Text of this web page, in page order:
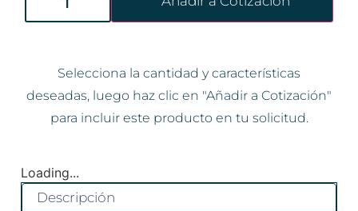
Selecciona la cantidad y características
deseadas, luego haz clic en "Añadir a Cotización"
para incluir este producto en tu solicitud.
Loading...
Descripción